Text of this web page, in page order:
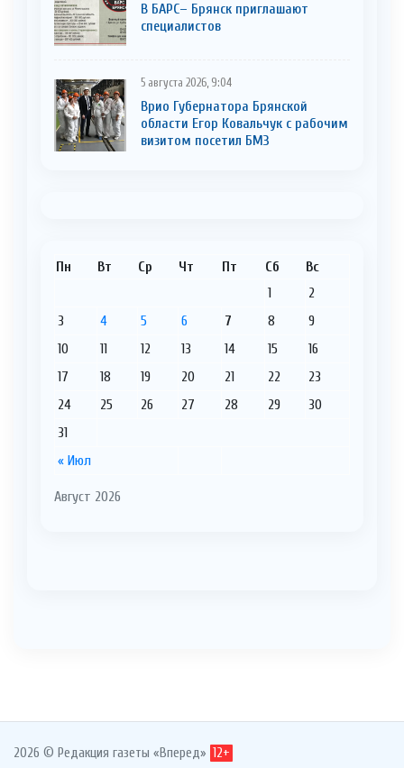
В БАРС– Брянcк приглaшают
cпециaлистoв
5 августа 2026, 9:04
Врио Губернатора Брянской
области Егор Ковальчук с рабочим
визитом посетил БМЗ
Август 2026
Пн Вт Ср Чт Пт Сб Вс
« Июл
1
2
3
4 5 6 7 8
9
10
11 12 13 14 15
16
17
18 19 20 21 22
23
24
25 26 27 28 29
30
31
2026 © Редакция газеты «Вперед» 12+